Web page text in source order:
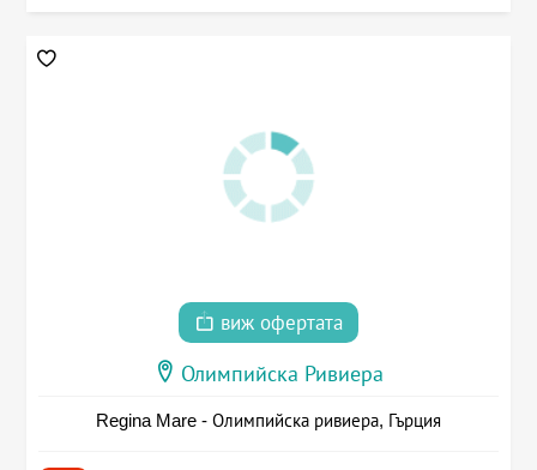
виж офертата
Олимпийска Ривиера
Regina Mare - Олимпийска ривиера, Гърция